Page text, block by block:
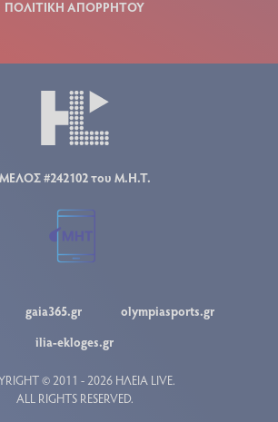
ΠΟΛΙΤΙΚΗ ΑΠΟΡΡΗΤΟΥ
ΜΕΛΟΣ #242102 του Μ.Η.Τ.
gaia365.gr
olympiasports.gr
ilia-ekloges.gr
© 2011 - 2026 ΗΛΕΙΑ LIVE.
ALL RIGHTS RESERVED.